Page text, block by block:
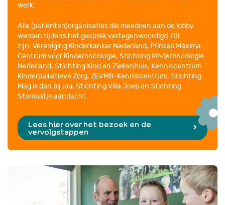
werk.
Alle (patiënten)organisaties die meedoen aan de lobby
werden tijdens het gesprek vertegenwoordigd. Dit
zijn: Vereniging Kinderkanker Nederland, Prinses Máxima
Centrum voor Kinderoncologie, Stichting Kinderoncologie
Nederland, Stichting Kind en Ziekenhuis, Kenniscentrum
Kinderpalliatieve Zorg, ZEVMB-Kenniscentrum, Stichting
Mag ik dan bij jou, Stichting Villa Joep en Stichting
Stomaatje aandacht.
Lees hier over het bezoek en de
vervolgstappen